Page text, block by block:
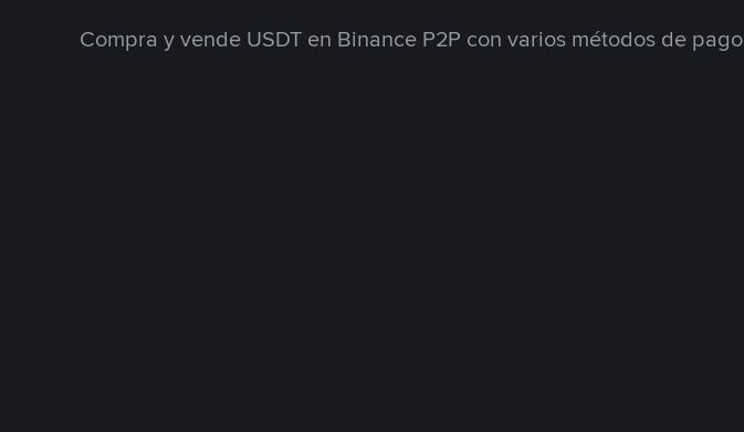
Compra y vende USDT en Binance P2P con varios métodos de pago